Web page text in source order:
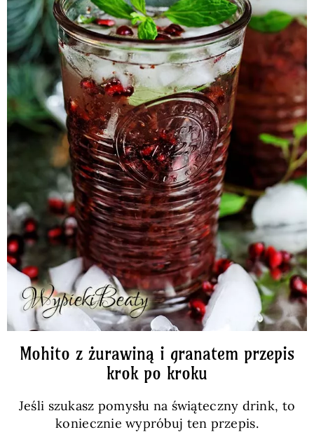
Mohito z żurawiną i granatem przepis
krok po kroku
Jeśli szukasz pomysłu na świąteczny drink, to
koniecznie wypróbuj ten przepis.